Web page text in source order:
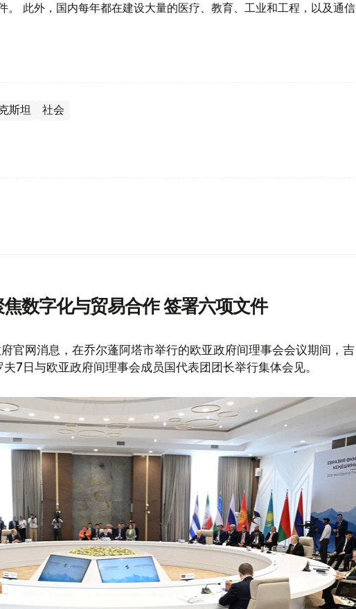
。 此外，国内每年都在建设大量的医疗、教育、工业和工程，以及通信
斯坦 社会
数字化与贸易合作 签署六项文件
官网消息，在乔尔蓬阿塔市举行的欧亚政府间理事会会议期间，吉
7日与欧亚政府间理事会成员国代表团团长举行集体会见。